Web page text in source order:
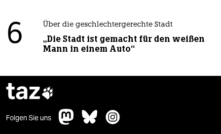
6 Über die geschlechtergerechte Stadt
„Die Stadt ist gemacht für den weißen
Mann in einem Auto“
taz
Folgen Sie uns